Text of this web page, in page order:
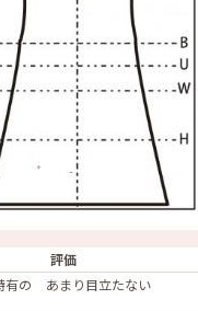
評価
有の
あまり目立たない